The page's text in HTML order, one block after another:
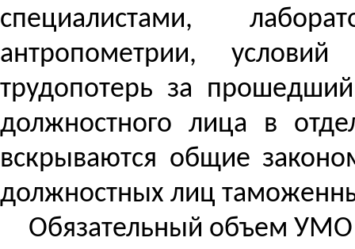
специалистами,
антропометрии,
трудопотерь за
должностного лица в
вскрываются общие
должностных лиц
Обязательный объем УМО